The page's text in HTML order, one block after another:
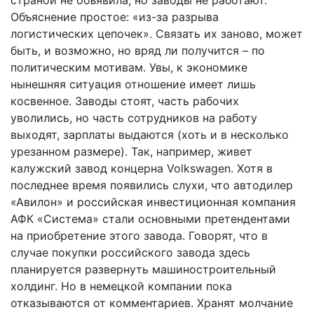
Объяснение простое: «из-за разрыва
логистических цепочек». Связать их заново, может
быть, и возможно, но вряд ли получится – по
политическим мотивам. Увы, к экономике
нынешняя ситуация отношение имеет лишь
косвенное. Заводы стоят, часть рабочих
уволились, но часть сотрудников на работу
выходят, зарплаты выдаются (хоть и в несколько
урезанном размере). Так, например, живет
калужский завод концерна Volkswagen. Хотя в
последнее время появились слухи, что автодилер
«Авилон» и российская инвестиционная компания
АФК «Система» стали основными претендентами
на приобретение этого завода. Говорят, что в
случае покупки российского завода здесь
планируется развернуть машиностроительный
холдинг. Но в немецкой компании пока
отказываются от комментариев. Хранят молчание